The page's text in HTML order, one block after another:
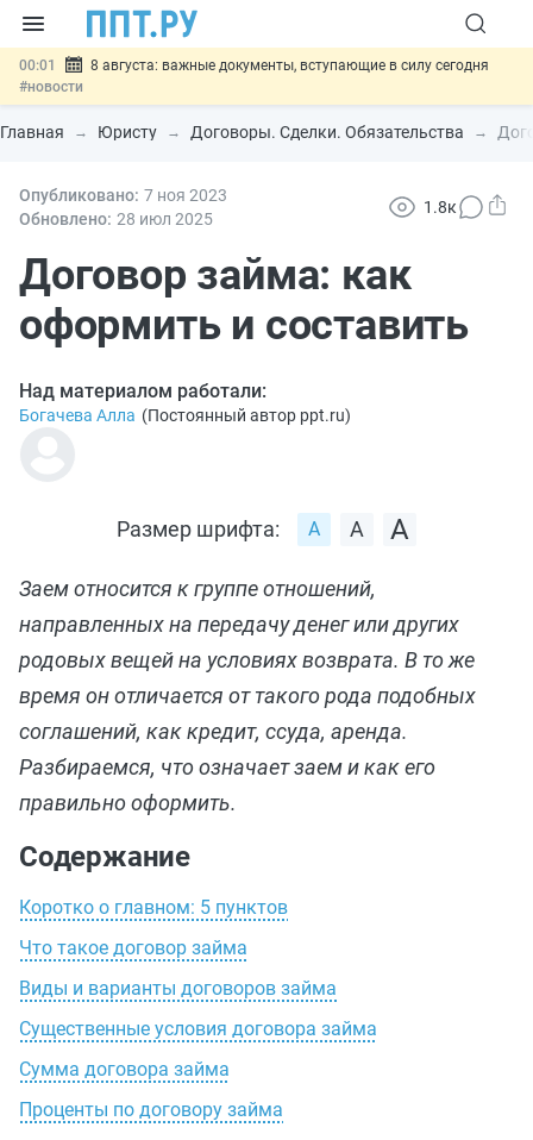
00:01
8 августа: важные документы, вступающие в силу сегодня
#новости
07.08 Подписан закон о блокировке продажи опасных товаров через
«Честный знак»#новости
07.08 Госпошлину за устранение ошибок в документах предлагают
отменить#новости
отношений
Главная Юристу Договоры. Сделки. Обязательства
Опубликовано: 7 ноя 2023
Обновлено: 28 июл 2025
1.8к
Договор займа: как
оформить и составить
Над материалом работали:
Богачева Алла (Постоянный автор ppt.ru)
Размер шрифта:
Заем относится к группе отношений,
направленных на передачу денег или других
родовых вещей на условиях возврата. В то же
время он отличается от такого рода подобных
соглашений, как кредит, ссуда, аренда.
Разбираемся, что означает заем и как его
правильно оформить.
Содержание
Коротко о главном: 5 пунктов
Что такое договор займа
Виды и варианты договоров займа
Существенные условия договора займа
Сумма договора займа
Проценты по договору займа